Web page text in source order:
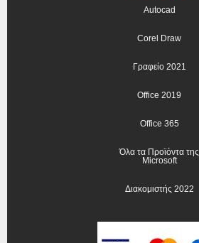
Autocad
Corel Draw
Γραφείο 2021
Office 2019
Office 365
Όλα τα Προϊόντα της
Microsoft
Διακομιστής 2022